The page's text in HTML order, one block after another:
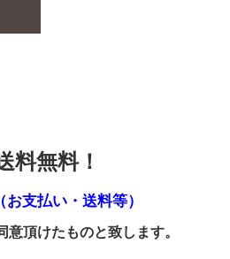
料無料！
（お支払い・送料等）
意頂けたものと致します。